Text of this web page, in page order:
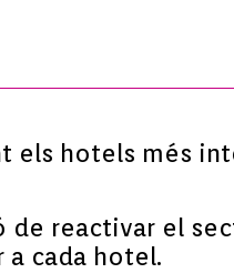
hotels més
reactivar el
cada hotel.